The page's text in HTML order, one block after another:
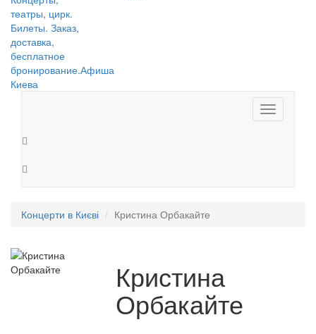
Toggle
navigation
Концерти в Києві Кристина Орбакайте
Кристина
Орбакайте